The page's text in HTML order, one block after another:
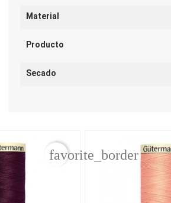
Material
Producto
Secado
favorite_border